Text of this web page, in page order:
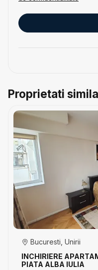
Proprietati
INCHIRIERE
PIATA ALBA IULIA
Bucuresti, Unirii